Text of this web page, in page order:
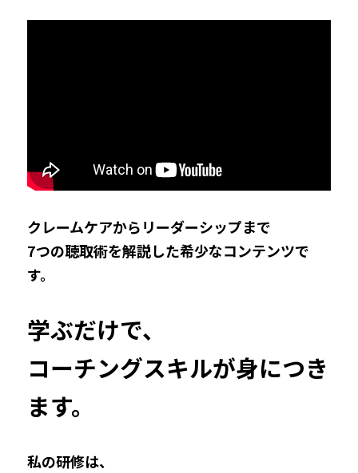
クレームケアからリーダーシップまで
7つの聴取術を解説した希少なコンテンツで
す。
学ぶだけで、
コーチングスキルが身につき
ます。
私の研修は、